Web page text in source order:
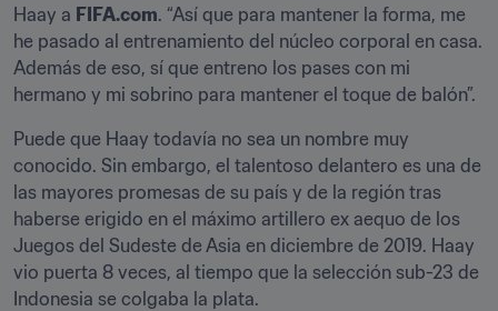
Haay a FIFA.com. “Así que para mantener la forma, me
he pasado al entrenamiento del núcleo corporal en casa.
Además de eso, sí que entreno los pases con mi
hermano y mi sobrino para mantener el toque de balón”.
Puede que Haay todavía no sea un nombre muy
conocido. Sin embargo, el talentoso delantero es una de
las mayores promesas de su país y de la región tras
haberse erigido en el máximo artillero ex aequo de los
Juegos del Sudeste de Asia en diciembre de 2019. Haay
vio puerta 8 veces, al tiempo que la selección sub-23 de
Indonesia se colgaba la plata.